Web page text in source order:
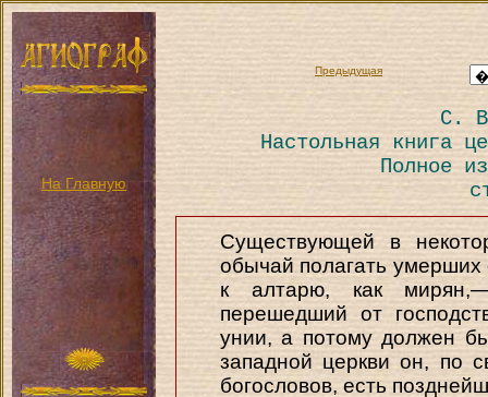
На Главную
Предыдущая
С.
Настольная книга
Полное
Существующей в
обычай полагать
к алтарю, как
перешедший от
унии, а потому должен
западной церкви он, по
богословов, есть